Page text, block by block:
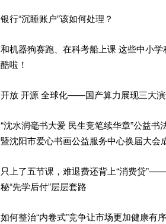
银行“沉睡账户”该如何处理？
和机器狗赛跑、在科考船上课 这些中小学
酷啦！
开放 开源 全球化——国产算力展现三大
“沈水润毫书大爱 民生竞笔续华章”公益书
暨沈阳市爱心书画公益服务中心换届大会
只上了五节课，难退费还背上“消费贷
秘“先学后付”层层套路
如何整治“内卷式”竞争让市场更加健康有序